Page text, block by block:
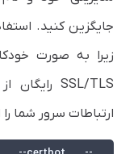
زیرا به صورت
ارتباطات سرور شما